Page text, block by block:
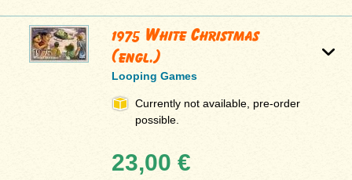
1975 White Christmas
(engl.)
Looping Games
Currently not available, pre-order
possible.
23,00 €